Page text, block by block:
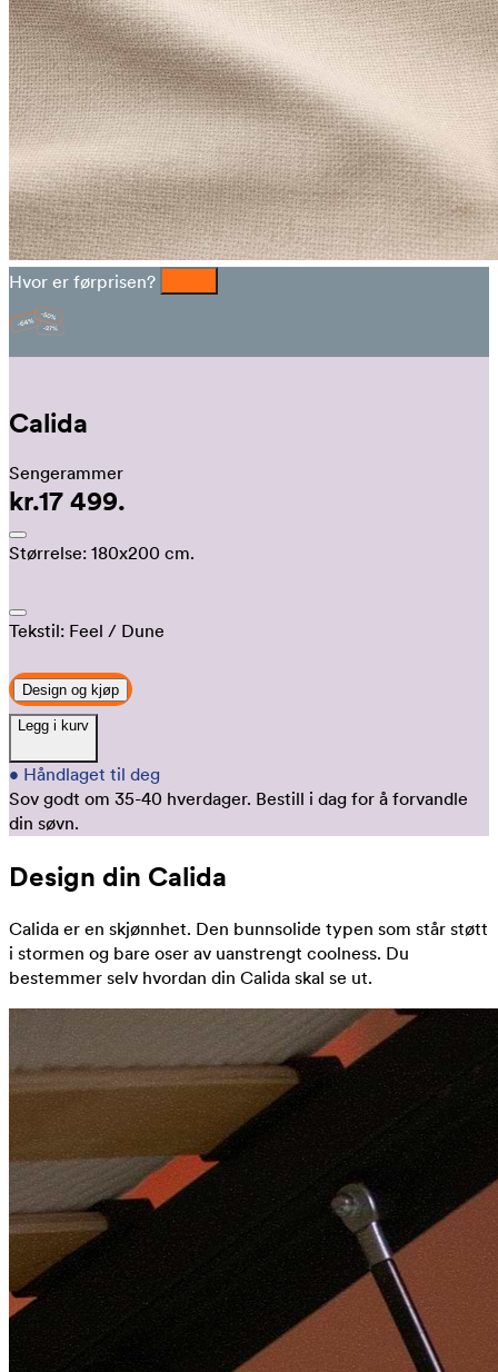
Hvor er førprisen?
Calida
Sengerammer
kr.17 499.
Størrelse: 180x200 cm.
Tekstil: Feel / Dune
Design og kjøp
Legg i kurv
• Håndlaget til deg
Sov godt om 35-40 hverdager. Bestill i dag for å forvandle
din søvn.
Design din Calida
Calida er en skjønnhet. Den bunnsolide typen som står støtt
i stormen og bare oser av uanstrengt coolness. Du
bestemmer selv hvordan din Calida skal se ut.